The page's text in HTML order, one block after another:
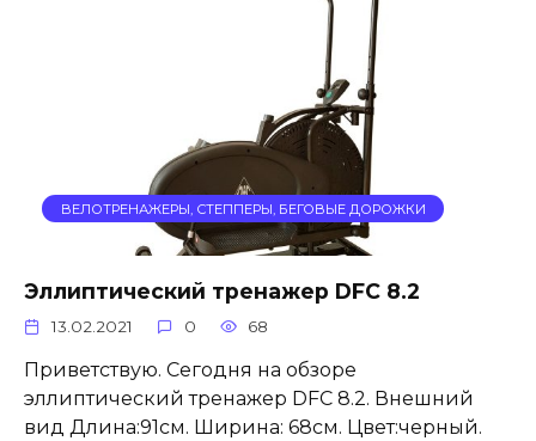
ВЕЛОТРЕНАЖЕРЫ, СТЕППЕРЫ, БЕГОВЫЕ ДОРОЖКИ
Эллиптический тренажер DFC 8.2
13.02.2021 0 68
Приветствую. Сегодня на обзоре
эллиптический тренажер DFC 8.2. Внешний
вид Длина:91см. Ширина: 68см. Цвет:черный.